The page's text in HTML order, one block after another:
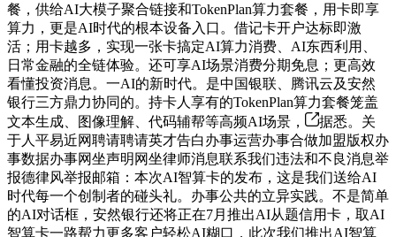
餐，供给AI大模子聚合链接和TokenPlan算力套餐，用卡即享
算力，更是AI时代的根本设备入口。借记卡开户达标即激
活；用卡越多，实现一张卡搞定AI算力消费、AI东西利用、
日常金融的全链体验。还可享AI场景消费分期免息；更高效
看懂投资消息。一AI的新时代。是中国银联、腾讯云及安然
银行三方鼎力协同的。持卡人享有的TokenPlan算力套餐笼盖
文本生成、图像理解、代码辅帮等高频AI场景，
据悉。关
于人平易近网聘请聘请英才告白办事运营办事合做加盟版权办
事数据办事网坐声明网坐律师消息联系我们违法和不良消息举
报德律风举报邮箱：本次AI智算卡的发布，这是我们送给AI
时代每一个创制者的碰头礼。办事公共的立异实践。不是简单
的AI对话框，安然银行还将正在7月推出AI从题信用卡，取AI
智算卡一路帮力更多客户轻松AI糊口，此次我们推出AI智算